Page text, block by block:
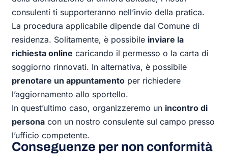
consulenti ti supporteranno nell’invio della pratica.
La procedura applicabile dipende dal Comune di
residenza. Solitamente, è possibile inviare la
richiesta online caricando il permesso o la carta di
soggiorno rinnovati. In alternativa, è possibile
prenotare un appuntamento per richiedere
l’aggiornamento allo sportello.
In quest’ultimo caso, organizzeremo un incontro di
persona con un nostro consulente sul campo presso
l’ufficio competente.
Conseguenze per non conformità